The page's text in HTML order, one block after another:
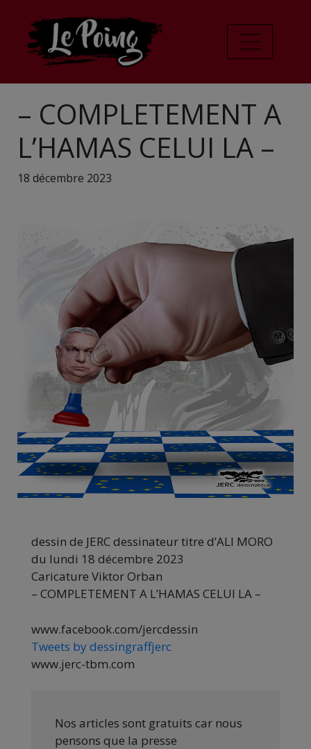
– COMPLETEMENT A
L’HAMAS CELUI LA –
18 décembre 2023
dessin de JERC dessinateur titre d’ALI MORO
du lundi 18 décembre 2023
Caricature Viktor Orban
– COMPLETEMENT A L’HAMAS CELUI LA –
www.facebook.com/jercdessin
Tweets by dessingraffjerc
www.jerc-tbm.com
Nos articles sont gratuits car nous
pensons que la presse